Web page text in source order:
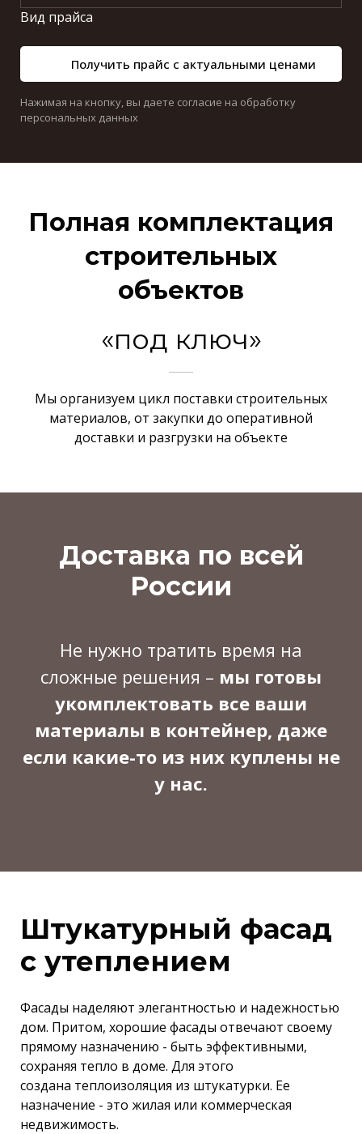
Вид прайса
Получить прайс с актуальными ценами
Нажимая на кнопку, вы даете согласие на обработку
персональных данных
Полная комплектация
строительных
объектов
«под ключ»
Мы организуем цикл поставки строительных
материалов, от закупки до оперативной
доставки и разгрузки на объекте
Доставка по всей
России
Не нужно тратить время на
сложные решения – мы готовы
укомплектовать все ваши
материалы в контейнер, даже
если какие-то из них куплены не
у нас.
Штукатурный фасад
с утеплением
Фасады наделяют элегантностью и надежностью
дом. Притом, хорошие фасады отвечают своему
прямому назначению - быть эффективными,
сохраняя тепло в доме. Для этого
создана теплоизоляция из штукатурки. Ее
назначение - это жилая или коммерческая
недвижимость.